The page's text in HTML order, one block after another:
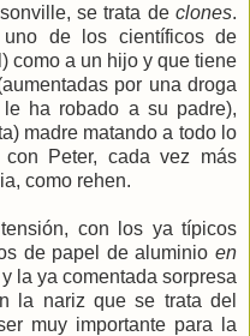
se trata de clones.
de los científicos de
como a un hijo y que tiene
por una droga
le ha robado a su padre),
madre matando a todo lo
Peter, cada vez más
como rehen.
con los ya típicos
de papel de aluminio en
la ya comentada sorpresa
la nariz que se trata del
muy importante para la